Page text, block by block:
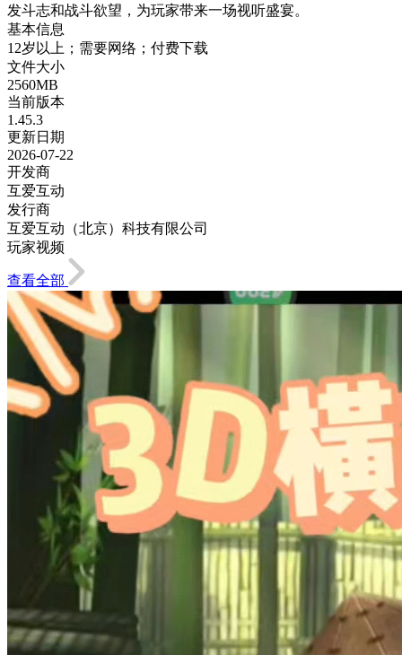
发斗志和战斗欲望，为玩家带来一场视听盛宴。
基本信息
12岁以上；需要网络；付费下载
文件大小
2560MB
当前版本
1.45.3
更新日期
2026-07-22
开发商
互爱互动
发行商
互爱互动（北京）科技有限公司
玩家视频
查看全部